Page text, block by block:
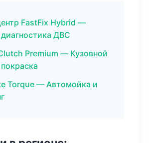
FastFix Hybrid —
ДВС
Premium — Кузовной
Torque — Автомойка и